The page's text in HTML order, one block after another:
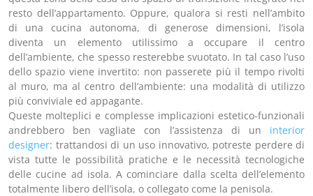
resto dell’appartamento. Oppure, qualora si resti nell’ambito
di una cucina autonoma, di generose dimensioni, l’isola
diventa un elemento utilissimo a occupare il centro
dell’ambiente, che spesso resterebbe svuotato. In tal caso l’uso
dello spazio viene invertito: non passerete più il tempo rivolti
al muro, ma al centro dell’ambiente: una modalità di utilizzo
più conviviale ed appagante.
Queste molteplici e complesse implicazioni estetico-funzionali
andrebbero ben vagliate con l’assistenza di un interior
designer: trattandosi di un uso innovativo, potreste perdere di
vista tutte le possibilità pratiche e le necessità tecnologiche
delle cucine ad isola. A cominciare dalla scelta dell’elemento
totalmente libero dell’isola, o collegato come la penisola.